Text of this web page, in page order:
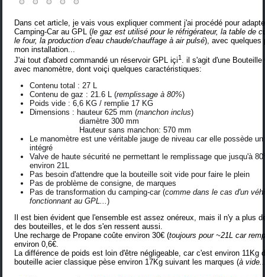
Dans cet article, je vais vous expliquer comment j'ai procédé pour
Camping-Car au GPL (le gaz est utilisé pour le réfrigérateur, la table de
le four, la production d'eau chaude/chauffage à air pulsé), avec quelques
mon installation...
J'ai tout d'abord commandé un réservoir GPLiçi1 . il s'agit d'une Bouteille
avec manomètre, dont voiçi quelques caractéristiques:
Contenu total : 27 L
Contenu de gaz : 21.6 L (remplissage à 80%)
Poids vide : 6,6 KG / remplie 17 KG
Dimensions : hauteur 625 mm (manchon inclus)
diamètre 300 mm
Hauteur sans manchon: 570 mm
Le manomètre est une véritable jauge de niveau car elle possède
intégré
Valve de haute sécurité ne permettant le remplissage que jusqu'à
environ 21L
Pas besoin d'attendre que la bouteille soit vide pour faire le plein
Pas de problème de consigne, de marques
Pas de transformation du camping-car (comme dans le cas d'un
fonctionnant au GPL...)
Il est bien évident que l'ensemble est assez onéreux, mais il n'y a plus
des bouteilles, et le dos s'en ressent aussi.
Une recharge de Propane coûte environ 30€ (toujours pour ~21L car
environ 0,6€.
La différence de poids est loin d'être négligeable, car c'est environ 11Kg
bouteille acier classique pèse environ 17Kg suivant les marques (à